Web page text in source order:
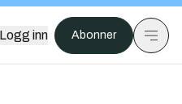
Logg inn Abonner